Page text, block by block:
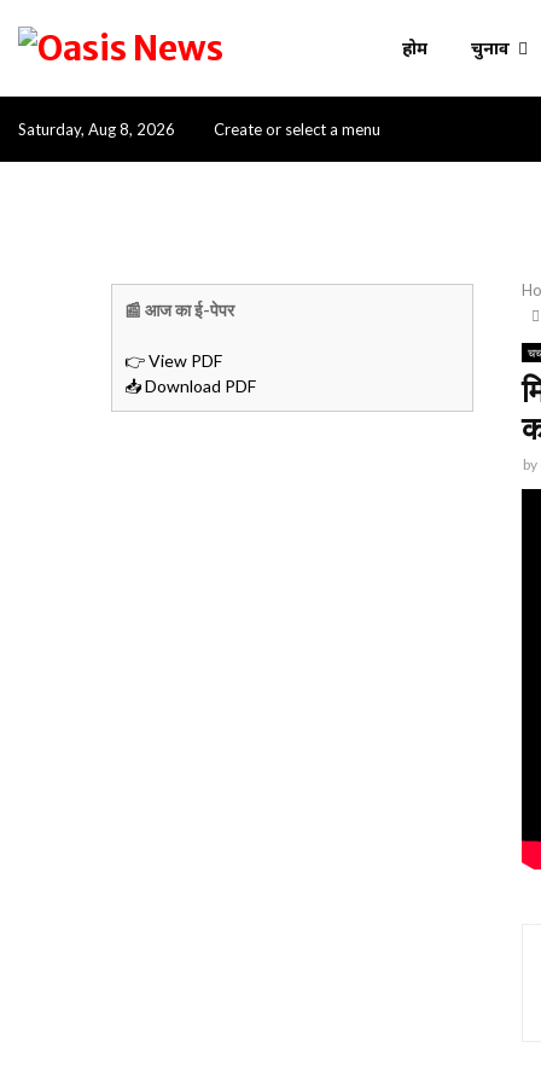
होम चुनाव
Saturday, Aug 8, 2026 Create or select a menu
by
📰 आज का ई-पेपर
👉 View PDF
📥 Download PDF